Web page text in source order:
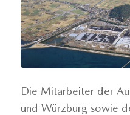
Die Mitarbeiter der
und Würzburg sowie